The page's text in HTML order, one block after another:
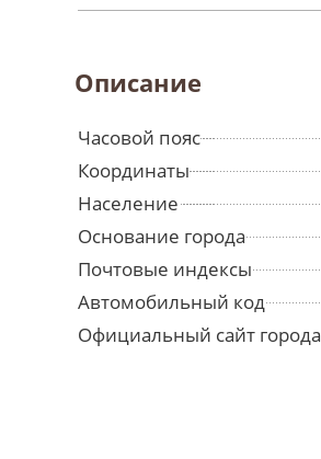
Описание
Часовой пояс
Координаты
Население
Основание города
Почтовые индексы
Автомобильный код
Официальный сайт города